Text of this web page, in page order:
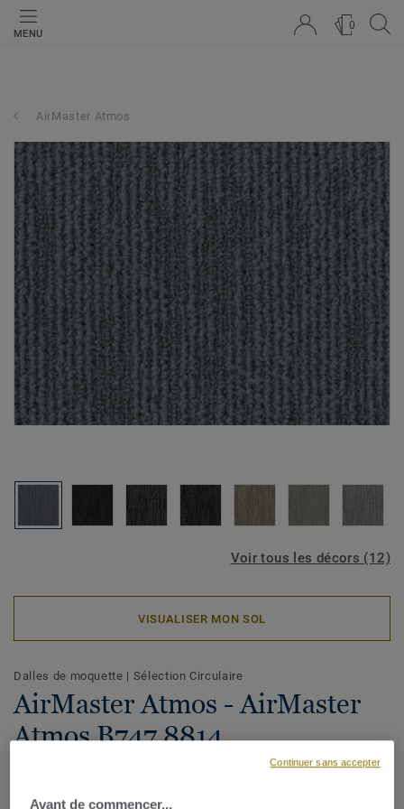
MENU
0
AirMaster Atmos
Voir tous les décors (12)
VISUALISER MON SOL
Dalles de moquette | Sélection Circulaire
AirMaster Atmos - AirMaster
Atmos B747 8814
Avant de commencer...
Continuer sans accepter